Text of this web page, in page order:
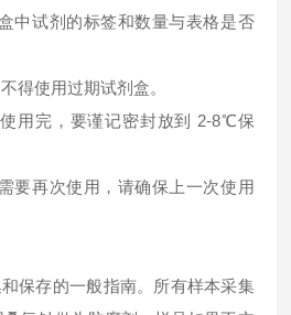
中试剂的标签和数量与表格是否
得使用过期试剂盒。
用完，要谨记密封放到 2-8℃保
要再次使用，请确保上一次使用
保存的一般指南。所有样本采集